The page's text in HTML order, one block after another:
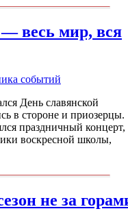
весь мир, вся
событий
День славянской
в стороне и приозерцы.
праздничный концерт,
воскресной школы,
не за